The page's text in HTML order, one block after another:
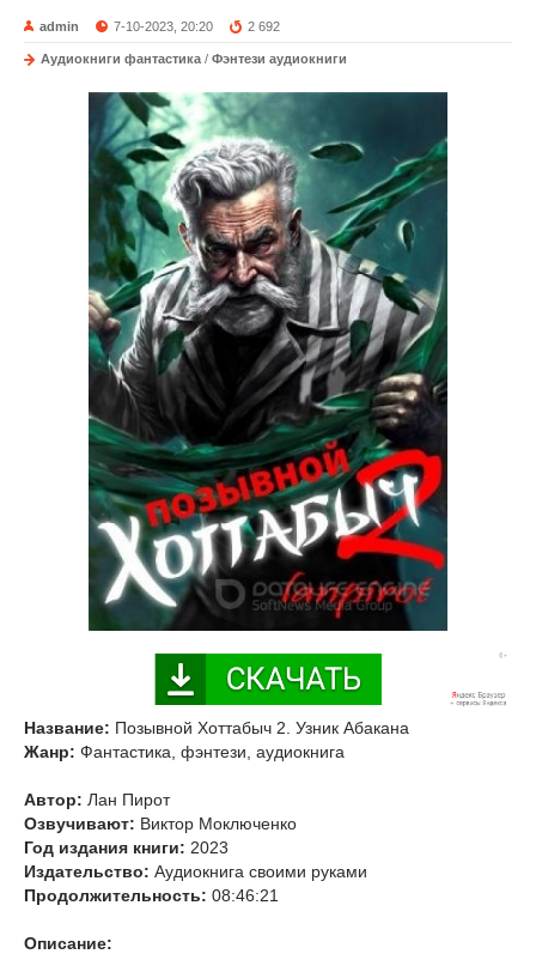
admin 7-10-2023, 20:20 2 692
Аудиокниги фантастика / Фэнтези аудиокниги
Название: Позывной Хоттабыч 2. Узник Абакана
Жанр: Фантастика, фэнтези, аудиокнига
Автор: Лан Пирот
Озвучивают: Виктор Моключенко
Год издания книги: 2023
Издательство: Аудиокнига своими руками
Продолжительность: 08:46:21
Описание: